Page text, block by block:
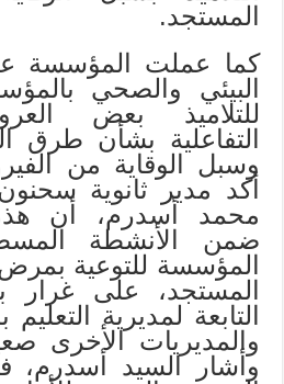
المستجد.
كما عملت المؤسسة
البيئي والصحي
للتلاميذ بعض
التفاعلية بشأن طرق
وسبل الوقاية من
أكد مدير ثانوية سحنون
محمد أسدرم، أن
ضمن الأنشطة
المؤسسة للتوعية
المستجد، على غرار
التابعة لمديرية
والمديريات الأخرى
وأشار السيد أسدرم،